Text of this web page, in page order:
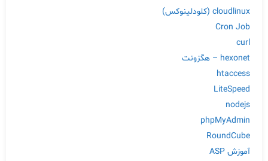
cloudlinux (کلودلینوکس)
Cron Job
curl
hexonet – هگزونت
htaccess
LiteSpeed
nodejs
phpMyAdmin
RoundCube
آموزش ASP